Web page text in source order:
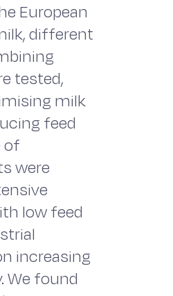
European
different
tested,
milk
feed
of
were
low feed
increasing
We found